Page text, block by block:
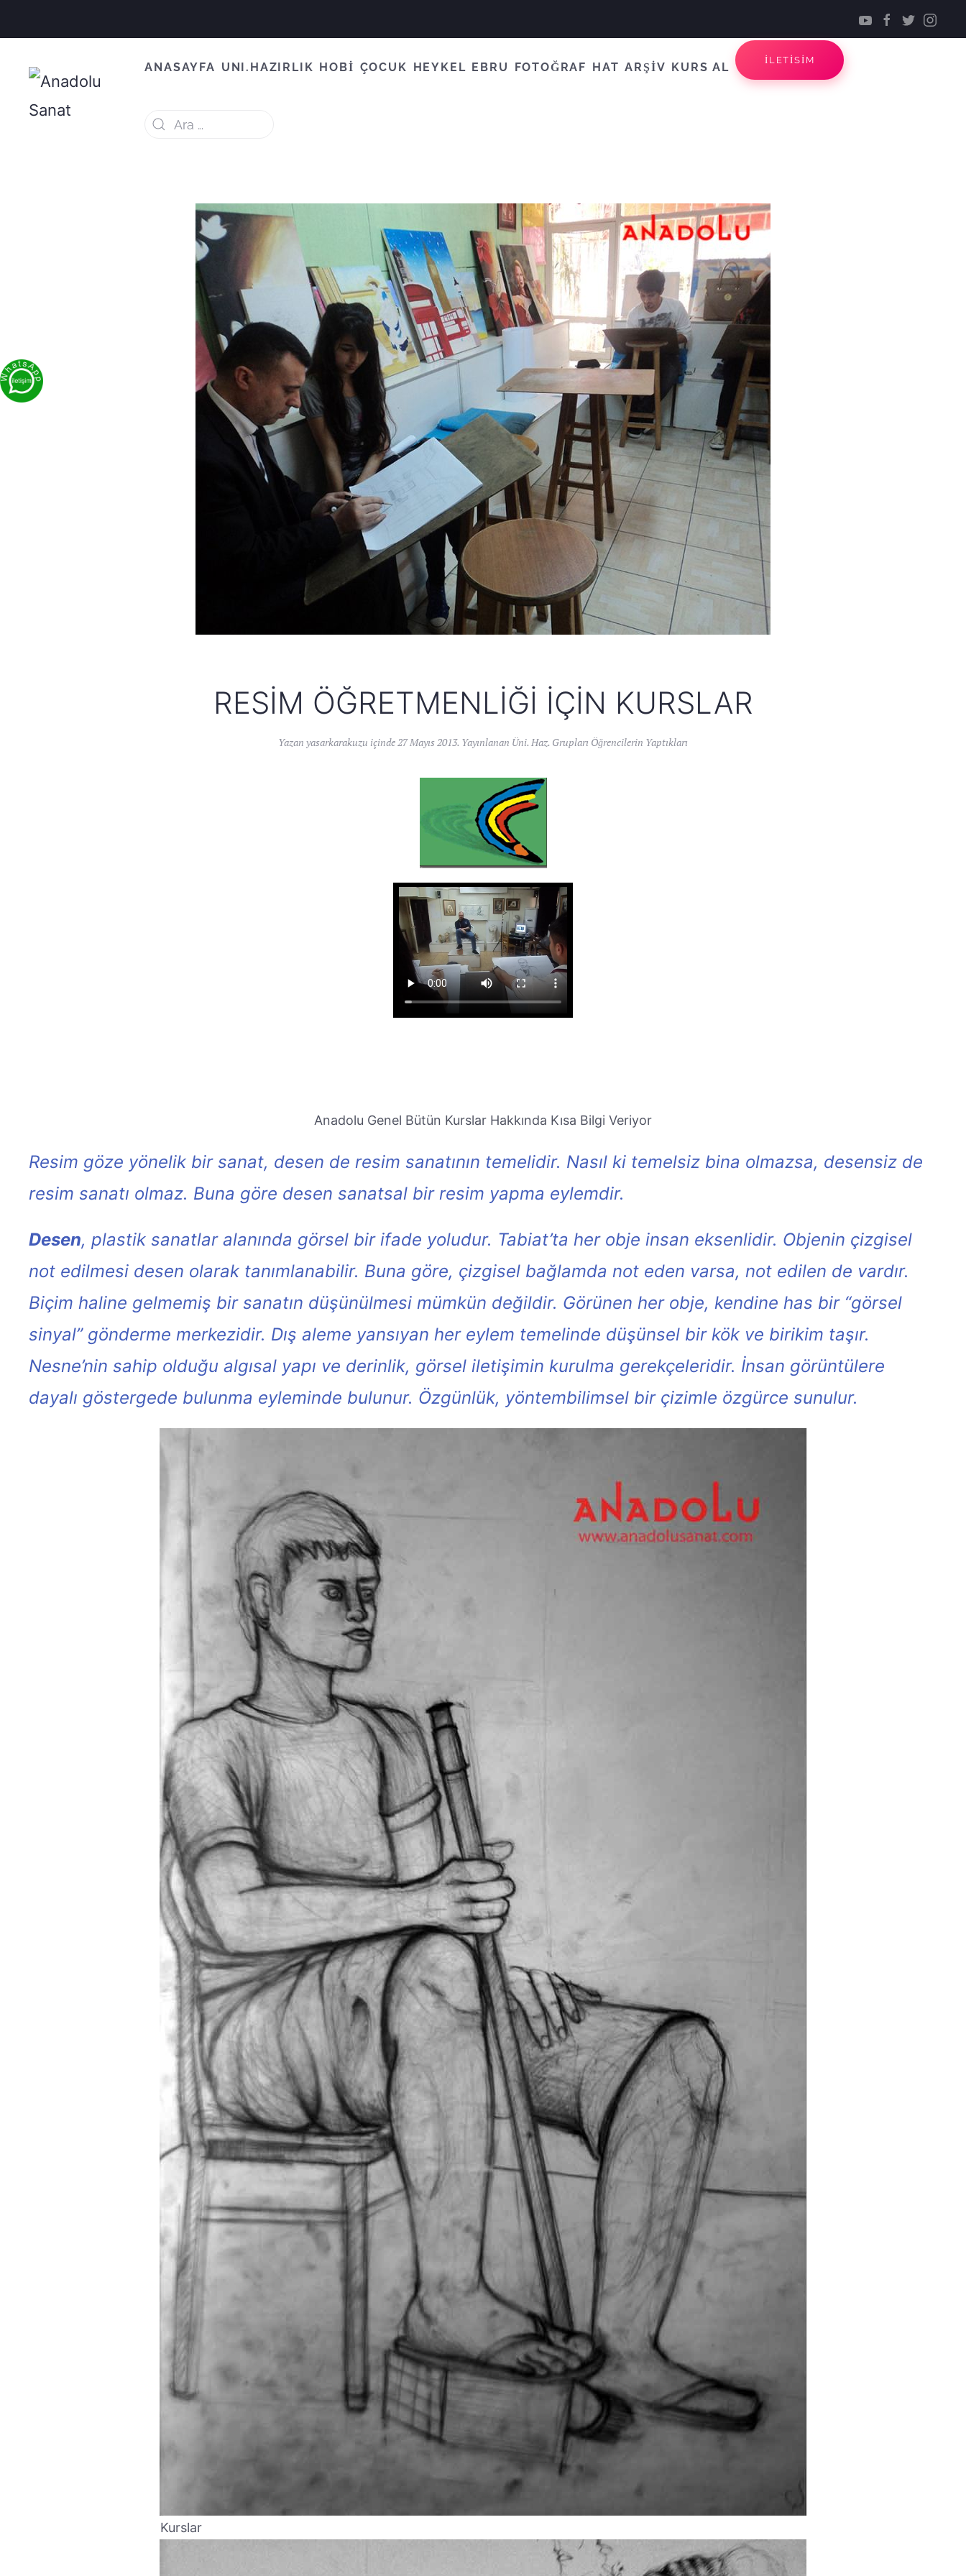
ANASAYFA UNI.HAZIRLIK HOBİ ÇOCUK HEYKEL EBRU FOTOĞRAF HAT ARŞİV KURS AL
İLETİSİM
RESIM ÖĞRETMENLIĞI İÇIN KURSLAR
Yazan yasarkarakuzu içinde27 Mayıs 2013. Yayınlanan Üni. Haz. Grupları Öğrencilerin Yaptıkları
Anadolu Genel Bütün Kurslar Hakkında Kısa Bilgi Veriyor
Resim göze yönelik bir sanat, desen de resim sanatının temelidir. Nasıl ki temelsiz bina olmazsa, desensiz de
resim sanatı olmaz. Buna göre desen sanatsal bir resim yapma eylemdir.
Desen, plastik sanatlar alanında görsel bir ifade yoludur. Tabiat’ta her obje insan eksenlidir. Objenin çizgisel
not edilmesi desen olarak tanımlanabilir. Buna göre, çizgisel bağlamda not eden varsa, not edilen de vardır.
Biçim haline gelmemiş bir sanatın düşünülmesi mümkün değildir. Görünen her obje, kendine has bir “görsel
sinyal” gönderme merkezidir. Dış aleme yansıyan her eylem temelinde düşünsel bir kök ve birikim taşır.
Nesne’nin sahip olduğu algısal yapı ve derinlik, görsel iletişimin kurulma gerekçeleridir. İnsan görüntülere
dayalı göstergede bulunma eyleminde bulunur. Özgünlük, yöntembilimsel bir çizimle özgürce sunulur.
Kurslar